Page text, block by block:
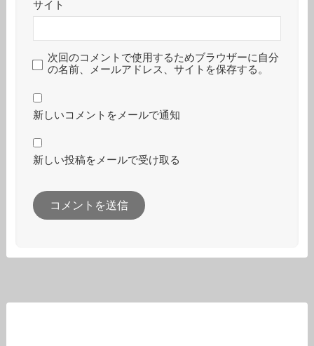
サイト
次回のコメントで使用するためブラウザーに自分
の名前、メールアドレス、サイトを保存する。
新しいコメントをメールで通知
新しい投稿をメールで受け取る